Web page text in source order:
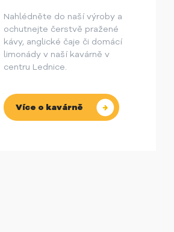
Nahlédněte do naší výroby a
ochutnejte čerstvě pražené
kávy, anglické čaje či domácí
limonády v naší kavárně v
centru Lednice.
Více o kavárně